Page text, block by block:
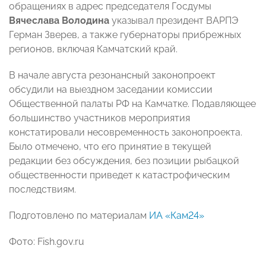
обращениях в адрес председателя Госдумы
Вячеслава Володина указывал президент ВАРПЭ
Герман Зверев, а также губернаторы прибрежных
регионов, включая Камчатский край.
В начале августа резонансный законопроект
обсудили на выездном заседании комиссии
Общественной палаты РФ на Камчатке. Подавляющее
большинство участников мероприятия
констатировали несовременность законопроекта.
Было отмечено, что его принятие в текущей
редакции без обсуждения, без позиции рыбацкой
общественности приведет к катастрофическим
последствиям.
Подготовлено по материалам ИА «Кам24»
Фото: Fish.gov.ru